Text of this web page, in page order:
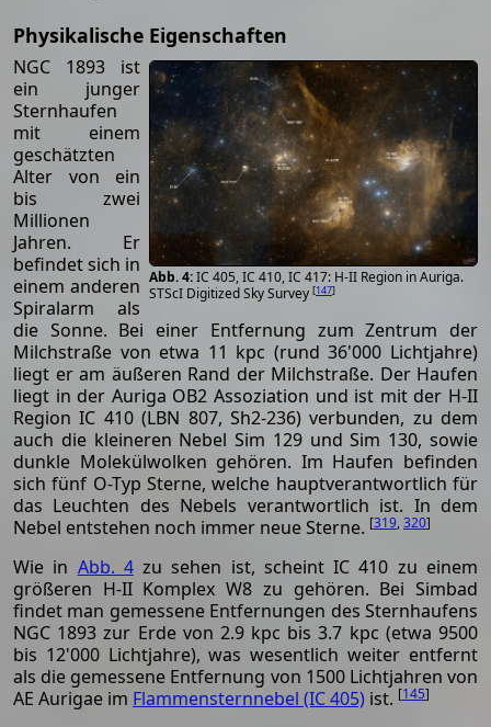
Physikalische Eigenschaften
IC 405, IC 410, IC 417: H-II Region in Auriga.
STScI Digitized Sky Survey [147]
NGC 1893 ist
ein junger
Sternhaufen
mit einem
geschätzten
Alter von ein
bis zwei
Millionen
Jahren. Er
befindet sich in
einem anderen
Spiralarm als
die Sonne. Bei einer Entfernung zum Zentrum der
Milchstraße von etwa 11 kpc (rund 36'000 Lichtjahre)
liegt er am äußeren Rand der Milchstraße. Der Haufen
liegt in der Auriga OB2 Assoziation und ist mit der H-II
Region IC 410 (LBN 807, Sh2-236) verbunden, zu dem
auch die kleineren Nebel Sim 129 und Sim 130, sowie
dunkle Molekülwolken gehören. Im Haufen befinden
sich fünf O-Typ Sterne, welche hauptverantwortlich für
das Leuchten des Nebels verantwortlich ist. In dem
Nebel entstehen noch immer neue Sterne. [319,320]
Wie in Abb. 4zu sehen ist, scheint IC 410 zu einem
größeren H-II Komplex W8 zu gehören. Bei Simbad
findet man gemessene Entfernungen des Sternhaufens
NGC 1893 zur Erde von 2.9 kpc bis 3.7 kpc (etwa 9500
bis 12'000 Lichtjahre), was wesentlich weiter entfernt
als die gemessene Entfernung von 1500 Lichtjahren von
AE Aurigae im Flammensternnebel (IC 405) ist. [145]